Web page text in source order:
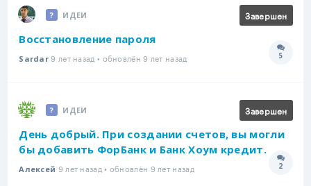
ИДЕИ Завершен
Восстановление пароля
Sardar 9 лет назад • обновлён 9 лет назад 5
ИДЕИ Завершен
День добрый. При создании счетов, вы могли
бы добавить ФорБанк и Банк Хоум кредит.
Алексей 9 лет назад • обновлён 9 лет назад 2